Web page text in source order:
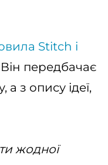
Stitch і
Він передбачає
з опису ідеї,
жодної